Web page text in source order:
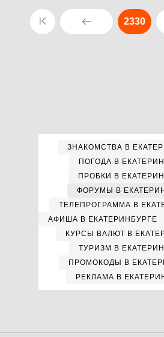
2330
ЗНАКОМСТВА В
ПОГОДА В
ПРОБКИ В
ФОРУМЫ В
ТЕЛЕПРОГРАММА В
АФИША В ЕКАТЕРИНБУРГЕ
КУРСЫ ВАЛЮТ В
ТУРИЗМ В
ПРОМОКОДЫ В
РЕКЛАМА В